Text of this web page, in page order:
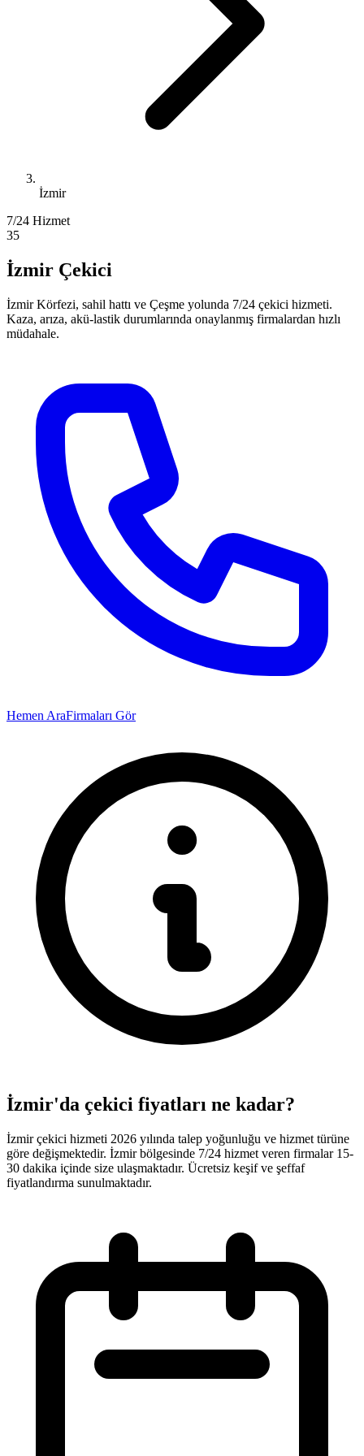
İzmir
7/24 Hizmet
35
İzmir Çekici
İzmir Körfezi, sahil hattı ve Çeşme yolunda 7/24 çekici hizmeti.
Kaza, arıza, akü-lastik durumlarında onaylanmış firmalardan hızlı
müdahale.
Hemen AraFirmaları Gör
İzmir'da çekici fiyatları ne kadar?
İzmir çekici hizmeti 2026 yılında talep yoğunluğu ve hizmet türüne
göre değişmektedir. İzmir bölgesinde 7/24 hizmet veren firmalar 15-
30 dakika içinde size ulaşmaktadır. Ücretsiz keşif ve şeffaf
fiyatlandırma sunulmaktadır.